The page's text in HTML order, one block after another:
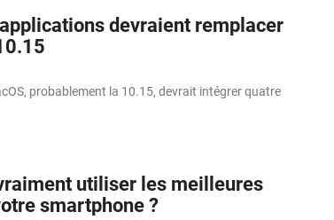
devraient remplacer
probablement la 10.15, devrait intégrer quatre
utiliser les meilleures
smartphone ?